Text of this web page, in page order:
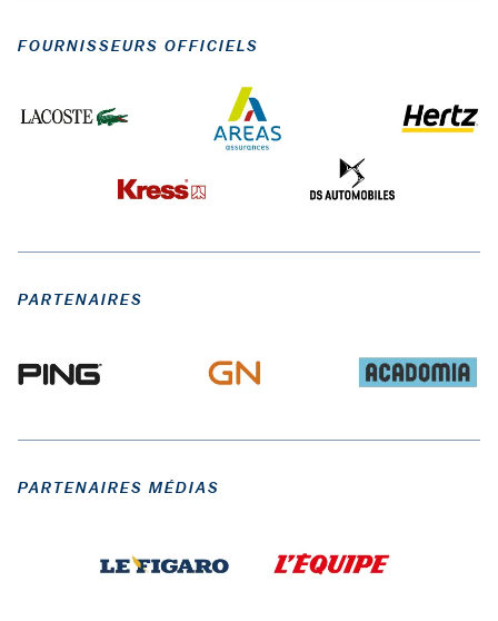
FOURNISSEURS OFFICIELS
PARTENAIRES
PARTENAIRES MÉDIAS